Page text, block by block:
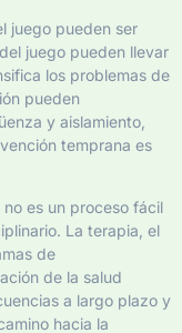
juego pueden ser
juego pueden llevar
los problemas de
pueden
y aislamiento,
temprana es
es un proceso fácil
La terapia, el
de
de la salud
a largo plazo y
hacia la